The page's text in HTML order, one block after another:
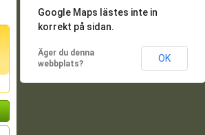
Google Maps lästes inte in
korrekt på sidan.
Äger du denna
webbplats?
OK